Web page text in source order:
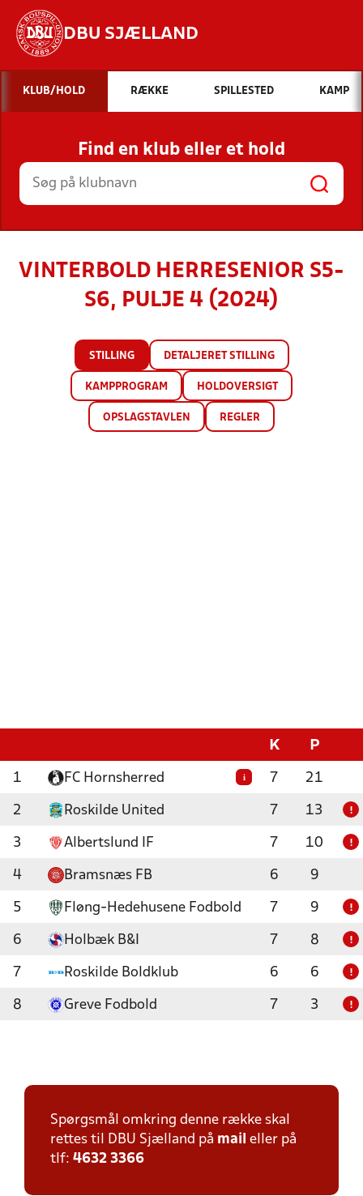
DBU SJÆLLAND
Hvad vil du søge efter?
INDHOLD OG NYHEDER
STILLINGER, RESULTATER, KLUBBER OG
HOLD
KLUB/HOLD RÆKKE SPILLESTED KAMP
Find en klub eller et hold
VINTERBOLD HERRESENIOR S5-
S6, PULJE 4 (2024)
STILLING DETALJERET STILLING
KAMPPROGRAM HOLDOVERSIGT
OPSLAGSTAVLEN REGLER
K P
1 FC Hornsherred i 7 21
2 Roskilde United 7 13 !
3 Albertslund IF 7 10 !
4 Bramsnæs FB 6 9
5 Fløng-Hedehusene Fodbold 7 9 !
6 Holbæk B&I 7 8 !
7 Roskilde Boldklub 6 6 !
8 Greve Fodbold 7 3 !
Spørgsmål omkring denne række skal
rettes til DBU Sjælland på mail eller på
tlf: 4632 3366